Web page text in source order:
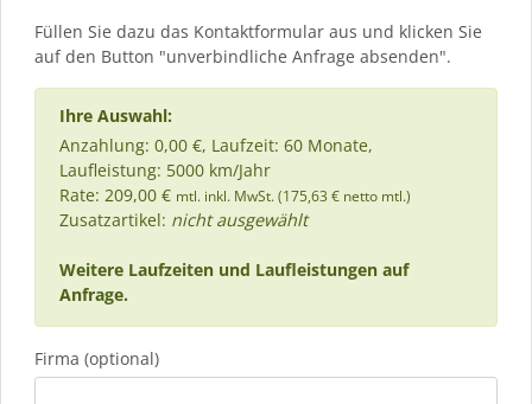
Füllen Sie dazu das Kontaktformular aus und klicken Sie
auf den Button "unverbindliche Anfrage absenden".
Ihre Auswahl:
Anzahlung: 0,00 €, Laufzeit: 60 Monate,
Laufleistung: 5000 km/Jahr
Rate: 209,00 € mtl. inkl. MwSt. (175,63 € netto mtl.)
Zusatzartikel: nicht ausgewählt
Weitere Laufzeiten und Laufleistungen auf
Anfrage.
Firma (optional)